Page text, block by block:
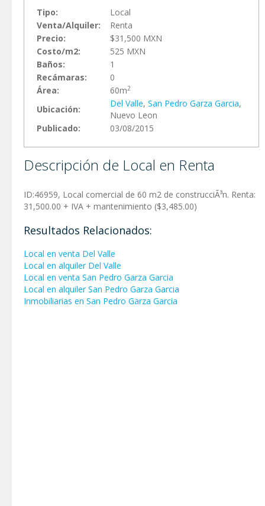
Tipo:
Local
Venta/Alquiler:
Renta
Precio:
$31,500 MXN
Costo/m2:
525 MXN
Baños:
1
Recámaras:
0
Área:
60m2
Ubicación:
Del Valle, San Pedro Garza Garci­a,
Nuevo Leon
Publicado:
03/08/2015
Descripción de Local en Renta
ID:46959, Local comercial de 60 m2 de construcciÃ³n. Renta:
31,500.00 + IVA + mantenimiento ($3,485.00)
Resultados Relacionados:
Local en venta Del Valle
Local en alquiler Del Valle
Local en venta San Pedro Garza Garci­a
Local en alquiler San Pedro Garza Garci­a
Inmobiliarias en San Pedro Garza Garci­a